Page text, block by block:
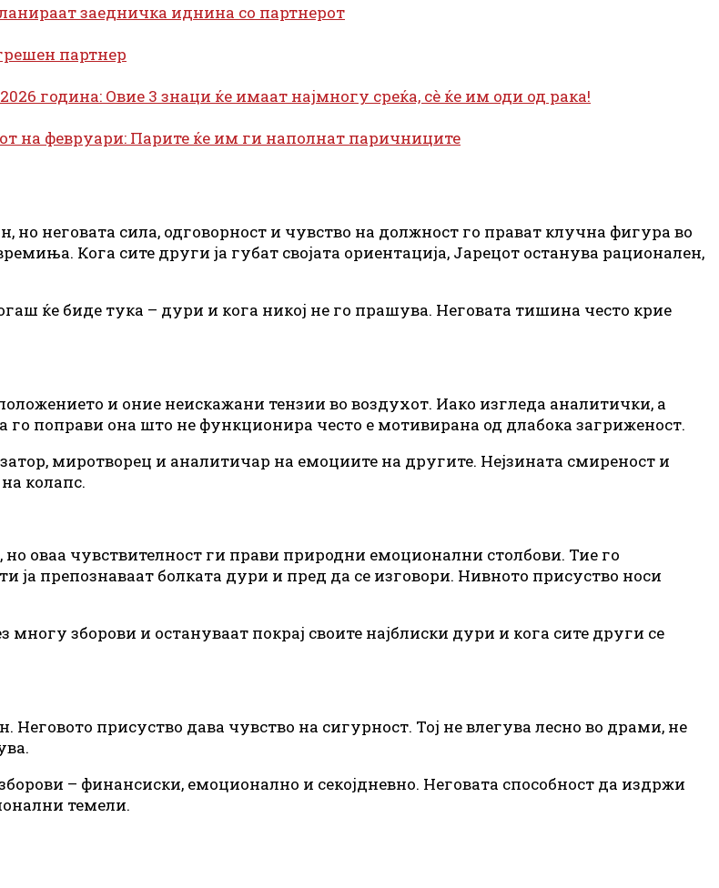
заедничка иднина со партнерот
партнер
година: Овие 3 знаци ќе имаат најмногу среќа, сè ќе им оди од рака!
на февруари: Парите ќе им ги наполнат паричниците
неговата сила, одговорност и чувство на должност го прават клучна фигура во
Кога сите други ја губат својата ориентација, Јарецот останува рационален,
ќе биде тука – дури и кога никој не го прашува. Неговата тишина често крие
и оние неискажани тензии во воздухот. Иако изгледа аналитички, а
поправи она што не функционира често е мотивирана од длабока загриженост.
миротворец и аналитичар на емоциите на другите. Нејзината смиреност и
колапс.
оваа чувствителност ги прави природни емоционални столбови. Тие го
ја препознаваат болката дури и пред да се изговори. Нивното присуство носи
многу зборови и остануваат покрај своите најблиски дури и кога сите други се
присуство дава чувство на сигурност. Тој не влегува лесно во драми, не
– финансиски, емоционално и секојдневно. Неговата способност да издржи
темели.